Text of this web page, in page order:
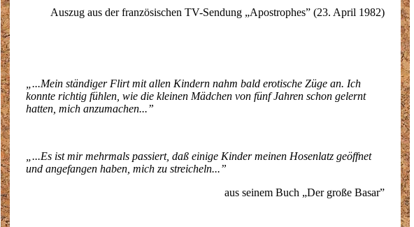
Auszug aus der französischen TV-Sendung „Apostrophes” (23. April 1982)
„...Mein ständiger Flirt mit allen Kindern nahm bald erotische Züge an. Ich
konnte richtig fühlen, wie die kleinen Mädchen von fünf Jahren schon gelernt
hatten, mich anzumachen...”
„...Es ist mir mehrmals passiert, daß einige Kinder meinen Hosenlatz geöffnet
und angefangen haben, mich zu streicheln...”
aus seinem Buch „Der große Basar”